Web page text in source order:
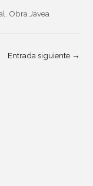
Obra Jávea
Entrada siguiente →